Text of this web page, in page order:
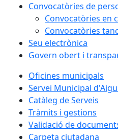
Convocatòries de
Convocatòries en
Convocatòries
Seu electrònica
Govern obert i
Oficines municipals
Servei Municipal
Catàleg de Serveis
Tràmits i gestions
Validació de
Carpeta ciutadana